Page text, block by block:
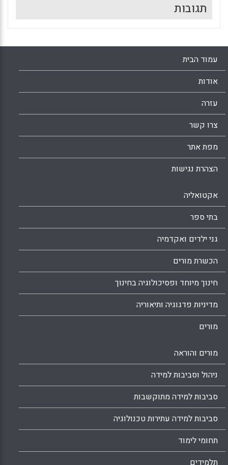
תגובות
עמוד הבית
אודות
עזרה
צרו קשר
מפת אתר
הצהרת נגישות
אקטואליה
בתי ספר
גני ילדים ואקדמיה
הכשרת מורים
חינוך מיוחד ופסיכולוגיה בחינוך
מדיניות פדגוגיה ותיאוריה
מורים
מורים והוראה
ניהול וסביבות למידה
סביבות למידה מתוקשבות
סביבות למידה עתירות טכנולוגיה
תחומי לימוד
תלמידים